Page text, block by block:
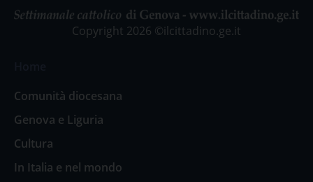
Copyright 2026 ©ilcittadino.ge.it
Comunità diocesana
Genova e Liguria
Cultura
In Italia e nel mondo